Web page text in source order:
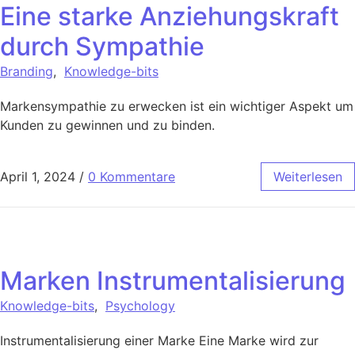
Eine starke Anziehungskraft
durch Sympathie
Branding, Knowledge-bits
Markensympathie zu erwecken ist ein wichtiger Aspekt um
Kunden zu gewinnen und zu binden.
April 1, 2024 / 0 Kommentare Weiterlesen
Marken Instrumentalisierung
Knowledge-bits, Psychology
Instrumentalisierung einer Marke Eine Marke wird zur